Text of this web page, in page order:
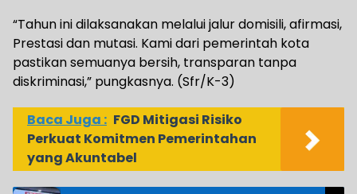
“Tahun ini dilaksanakan melalui jalur domisili, afirmasi,
Prestasi dan mutasi. Kami dari pemerintah kota
pastikan semuanya bersih, transparan tanpa
diskriminasi,” pungkasnya. (Sfr/K-3)
Baca Juga : FGD Mitigasi Risiko
Perkuat Komitmen Pemerintahan
yang Akuntabel